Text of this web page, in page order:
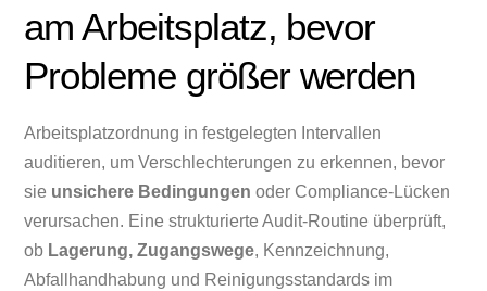
am Arbeitsplatz, bevor
Probleme größer werden
Arbeitsplatzordnung in festgelegten Intervallen
auditieren, um Verschlechterungen zu erkennen, bevor
sie unsichere Bedingungen oder Compliance-Lücken
verursachen. Eine strukturierte Audit-Routine überprüft,
ob Lagerung, Zugangswege, Kennzeichnung,
Abfallhandhabung und Reinigungsstandards im